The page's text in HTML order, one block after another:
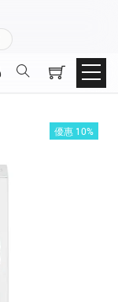
優惠 10%